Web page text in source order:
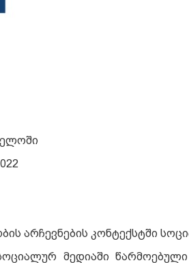
არჩევნების კონტექსტში
მედიაში